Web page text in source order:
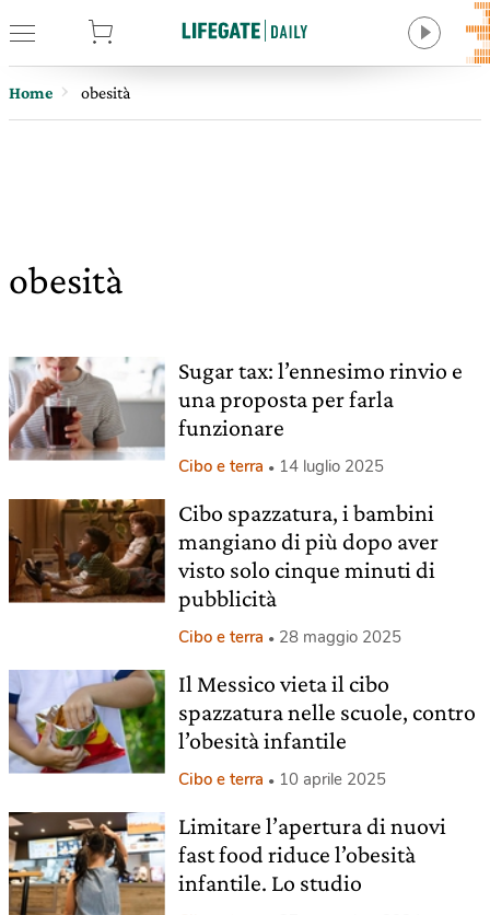
Home obesità
obesità
Sugar tax: l’ennesimo rinvio e
una proposta per farla
funzionare
Cibo e terra 14 luglio 2025
Cibo spazzatura, i bambini
mangiano di più dopo aver
visto solo cinque minuti di
pubblicità
Cibo e terra 28 maggio 2025
Il Messico vieta il cibo
spazzatura nelle scuole, contro
l’obesità infantile
Cibo e terra 10 aprile 2025
Limitare l’apertura di nuovi
fast food riduce l’obesità
infantile. Lo studio